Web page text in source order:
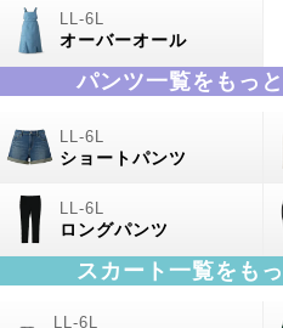
オーバーオール
パンツ一覧をもっ
ショートパンツ
ロングパンツ
スカート一覧をも